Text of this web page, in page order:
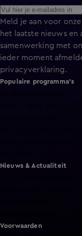
Meld je aan voor
het laatste nieuws
samenwerking met
ieder moment
privacyverklaring.
Populaire programma's
Nieuws & Actualiteit
Voorwaarden